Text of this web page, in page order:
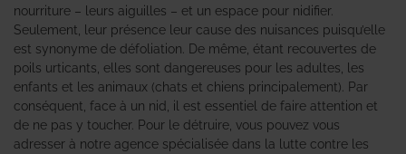
nourriture – leurs aiguilles – et un espace pour nidifier.
Seulement, leur présence leur cause des nuisances puisqu’elle
est synonyme de défoliation. De même, étant recouvertes de
poils urticants, elles sont dangereuses pour les adultes, les
enfants et les animaux (chats et chiens principalement). Par
conséquent, face à un nid, il est essentiel de faire attention et
de ne pas y toucher. Pour le détruire, vous pouvez vous
adresser à notre agence spécialisée dans la lutte contre les